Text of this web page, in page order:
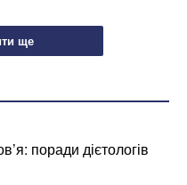
ще
поради дієтологів